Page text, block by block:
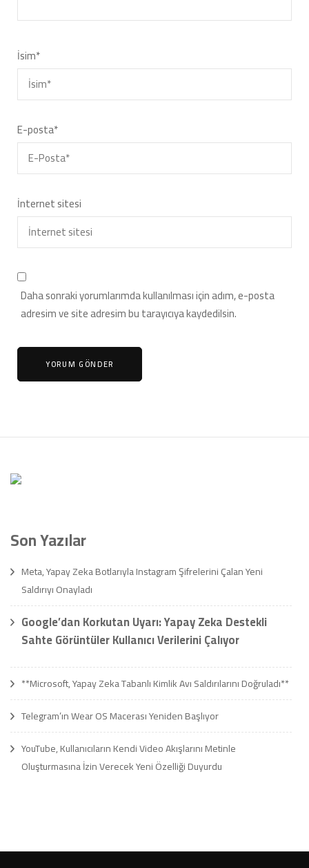
İsim*
E-posta*
İnternet sitesi
Daha sonraki yorumlarımda kullanılması için adım, e-posta
adresim ve site adresim bu tarayıcıya kaydedilsin.
Son Yazılar
Meta, Yapay Zeka Botlarıyla Instagram Şifrelerini Çalan Yeni
Saldırıyı Onayladı
Google’dan Korkutan Uyarı: Yapay Zeka Destekli
Sahte Görüntüler Kullanıcı Verilerini Çalıyor
**Microsoft, Yapay Zeka Tabanlı Kimlik Avı Saldırılarını Doğruladı**
Telegram’ın Wear OS Macerası Yeniden Başlıyor
YouTube, Kullanıcıların Kendi Video Akışlarını Metinle
Oluşturmasına İzin Verecek Yeni Özelliği Duyurdu